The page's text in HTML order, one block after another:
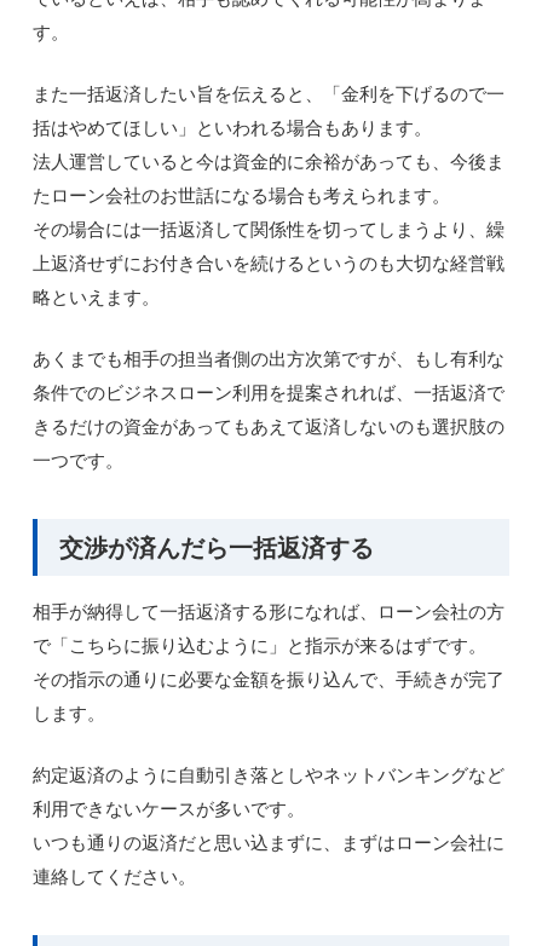
す。
また一括返済したい旨を伝えると、「金利を下げるので一
括はやめてほしい」といわれる場合もあります。
法人運営していると今は資金的に余裕があっても、今後ま
たローン会社のお世話になる場合も考えられます。
その場合には一括返済して関係性を切ってしまうより、繰
上返済せずにお付き合いを続けるというのも大切な経営戦
略といえます。
あくまでも相手の担当者側の出方次第ですが、もし有利な
条件でのビジネスローン利用を提案されれば、一括返済で
きるだけの資金があってもあえて返済しないのも選択肢の
一つです。
交渉が済んだら一括返済する
相手が納得して一括返済する形になれば、ローン会社の方
で「こちらに振り込むように」と指示が来るはずです。
その指示の通りに必要な金額を振り込んで、手続きが完了
します。
約定返済のように自動引き落としやネットバンキングなど
利用できないケースが多いです。
いつも通りの返済だと思い込まずに、まずはローン会社に
連絡してください。